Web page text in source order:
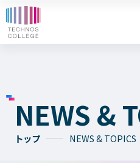
NEWS &
トップ NEWS & TOPICS